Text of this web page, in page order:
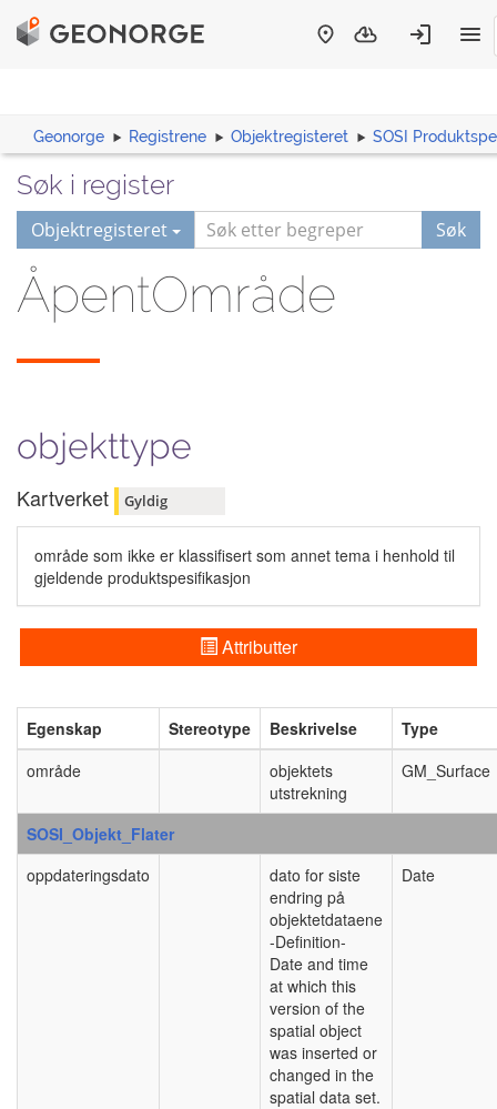
Geonorge Registrene Objektregisteret SOSI
Søk i register
Objektregisteret Søk
ÅpentOmråde
objekttype
Kartverket Gyldig
område som ikke er klassifisert som annet tema i henhold til
gjeldende produktspesifikasjon
Attributter
Egenskap Stereotype Beskrivelse
Type
område
objektets
utstrekning
GM_Surface
SOSI_Objekt_Flater
oppdateringsdato
dato for siste
endring på
objektetdataene
-Definition-
Date and time
at which this
version of the
spatial object
was inserted or
changed in the
spatial data set.
Date